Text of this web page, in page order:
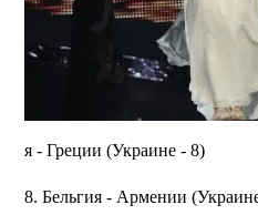
я - Греции (Украине - 8)
8. Бельгия - Армении